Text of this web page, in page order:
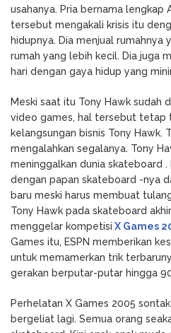
usahanya. Pria bernama lengkap
tersebut mengakali krisis itu
hidupnya. Dia menjual rumahnya
rumah yang lebih kecil. Dia juga
hari dengan gaya hidup yang
Meski saat itu Tony Hawk sudah
video games, hal tersebut tetap
kelangsungan bisnis Tony Hawk.
mengalahkan segalanya. Tony
meninggalkan dunia skateboard
dengan papan skateboard -nya
baru meski harus membuat
Tony Hawk pada skateboard
menggelar kompetisi X Games
Games itu, ESPN memberikan
untuk memamerkan trik
gerakan berputar-putar hingga
Perhelatan X Games 2005
bergeliat lagi. Semua orang